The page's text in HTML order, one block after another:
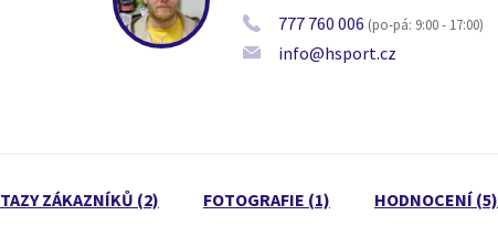
777 760 006 (po-pá: 9:00 - 17:00)
info@hsport.cz
ZÁKAZNÍKŮ (2) FOTOGRAFIE (1) HODNOCENÍ (5)